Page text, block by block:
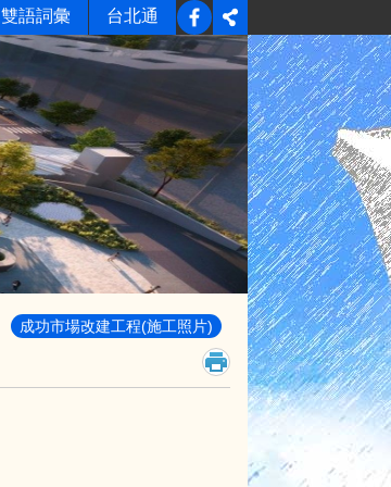
雙語詞彙 台北通
成功市場改建工程(施工照片)